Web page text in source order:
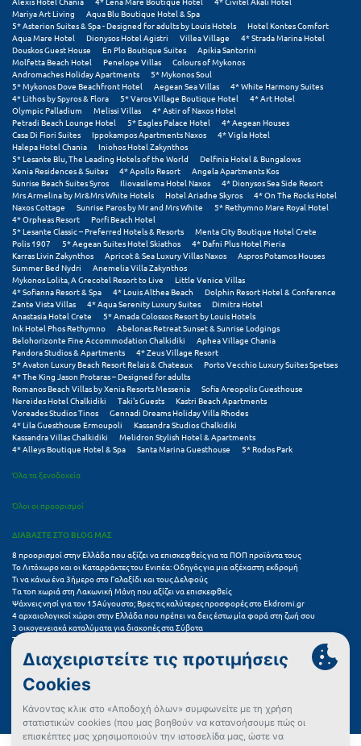
Σκύρος
Σούνιο
Σπάρτη
Σπέτσες
Σποράδες
Σύβοτα
Σύμη
Σύρος
Σχοινούσα
Τ
Τζουμέρκα
Τήνος
Τολό
Τριζόνια Φωκίδος
Τρίκαλα
Τρίκαλα Κορινθίας
Τρίπολη
Τυρός
Υ
Ύδρα
Φ
Φιλιατρά Μεσσηνίας
Φλώρινα
Mariya Art Living
Aqua Blu Boutique Hotel & Spa
5* Asterion Suites & Spa - Designed for adults by Louis Hotels
Hotel Kontes Comfort
Aqua Mare Hotel
Dionysos Hotel Agistri Villea Village
4* Strada Marina Hotel
Douskos Guest House
En Plo Boutique Suites
Apikia Santorini
Molfetta Beach Hotel
Penelope Villas
Colours of Mykonos
Andromaches Holiday Apartments
5* Mykonos Soul
5* Mykonos Dove Beachfront Hotel
Aegean Sea Villas
4* White Harmony Suites
4* Lithos by Spyros & Flora
5* Varos Village Boutique Hotel
4* Art Hotel
Olympic Palladium
Melissi Villas
4* Astir of Naxos Hotel
Petradi Beach Lounge Hotel
5* Eagles Palace Hotel
4* Aegean Houses
Casa Di Fiori Suites
Ippokampos Apartments Naxos
4* Vigla Hotel
Halepa Hotel Chania
Iniohos Hotel Zakynthos
5* Lesante Blu, The Leading Hotels of the World
Delfinia Hotel & Bungalows
Xenia Residences & Suites
4* Apollo Resort
Angela Apartments Kos
Sunrise Beach Suites Syros
Iliovasilema Hotel Naxos
4* Dionysos Sea Side Resort
Mrs Armelina by Mr&Mrs White Hotels
Hotel Ariadne Skyros
4* On The Rocks Hotel
Naxos Cottage
Sunrise Paros by Mr and Mrs White
5* Rethymno Mare Royal Hotel
4* Orpheas Resort
Porfi Beach Hotel
5* Lesante Classic – Preferred Hotels & Resorts
Menta City Boutique Hotel Crete
Polis 1907
5* Aegean Suites Hotel Skiathos
4* Dafni Plus Hotel Pieria
Karras Livin Zakynthos
Apricot & Sea Luxury Villas Naxos
Aspros Potamos Houses
Summer Bed Nydri
Anemelia Villa Zakynthos
Mykonos Lolita, A Grecotel Resort to Live
Little Venice Villas
4* Sofianna Resort & Spa
4* Louis Althea Beach
Dolphin Resort Hotel & Conference
Zante Vista Villas
4* Aqua Serenity Luxury Suites
Dimitra Hotel
Anastasia Hotel Crete
5* Amada Colossos Resort by Louis Hotels
Ink Hotel Phos Rethymno
Abelonas Retreat Sunset & Sunrise Lodgings
Belohorizonte Fine Accommodation Chalkidiki
Aphea Village Chania
Pandora Studios & Apartments
4* Zeus Village Resort
5* Avaton Luxury Beach Resort Relais & Chateaux
Porto Vecchio Luxury Suites Spetses
4* The King Jason Protaras – Designed for adults
Romanos Beach Villas by Xenia Resorts Messenia
Sofia Areopolis Guesthouse
Nereides Hotel Chalkidiki
Taki's Guests
Kastri Beach Apartments
Voreades Studios Tinos
Gennadi Dreams Holiday Villa Rhodes
4* Lila Guesthouse Ermoupoli
Kassandra Studios Chalkidiki
Kassandra Villas Chalkidiki
Melidron Stylish Hotel & Apartments
4* Alleys Boutique Hotel & Spa
Santa Marina Guesthouse 5* Rodos Park
Όλα τα ξενοδοχεία
Όλοι οι προορισμοί
ΔΙΑΒΑΣΤΕ ΣΤΟ BLOG ΜΑΣ
8 προορισμοί στην Ελλάδα που αξίζει να επισκεφθείς για τα ΠΟΠ προϊόντα τους
Το Λιτόχωρο και οι Καταρράκτες του Ενιπέα: Οδηγός για μια αξέχαστη εκδρομή
Τι να κάνω ένα 3ήμερο στο Γαλαξίδι και τους Δελφούς
Τα τοπ χωριά στη Λακωνική Μάνη που αξίζει να επισκεφθείς
Ψάχνεις νησί για τον 15Αύγουστο; Βρες τις καλύτερες προσφορές στο Ekdromi.gr
4 αρχαιολογικοί χώροι στην Ελλάδα που πρέπει να δεις έστω μία φορά στη ζωή σου
3 οικογενειακά καταλύματα για διακοπές στα Σύβοτα
Τα 11 καλύτερα καλοκαιρινά resorts στην Ελλάδα
7 μικρά ελληνικά νησιά για αξέχαστες καλοκαιρινές διακοπές
5+1 ινσταγκραμικές παραλίες στην Ελλάδα που αξίζουν μια θέση στο feed σου
Συχνές Ερωτήσεις (FAQs) για Ξενοδοχεία